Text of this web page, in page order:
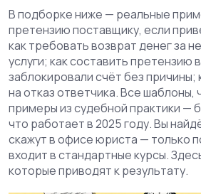
В подборке ниже — реальные
претензию поставщику, если
как требовать возврат денег за
услуги; как составить претензию
заблокировали счёт без причины;
на отказ ответчика. Все шаблоны,
примеры из судебной практики —
что работает в 2025 году. Вы
скажут в офисе юриста — только
входит в стандартные курсы.
которые приводят к результату.